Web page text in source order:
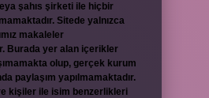
şahıs şirketi ile hiçbir
Sitede yalnızca
makaleler
Burada yer alan içerikler
olup, gerçek kurum
paylaşım yapılmamaktadır.
kişiler ile isim benzerlikleri